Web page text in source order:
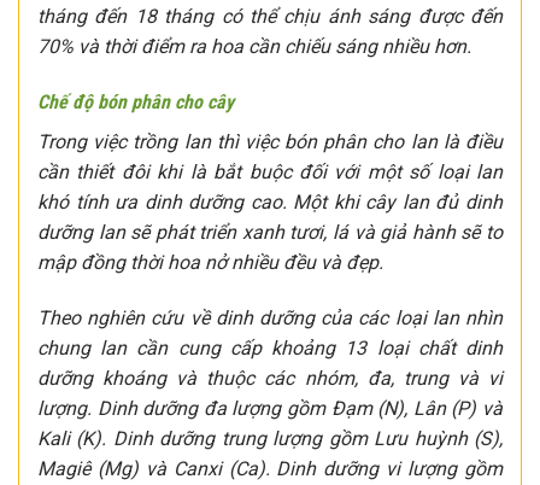
tháng đến 18 tháng có thể chịu ánh sáng được đến
70% và thời điểm ra hoa cần chiếu sáng nhiều hơn.
Chế độ bón phân cho cây
Trong việc trồng lan thì việc bón phân cho lan là điều
cần thiết đôi khi là bắt buộc đối với một số loại lan
khó tính ưa dinh dưỡng cao. Một khi cây lan đủ dinh
dưỡng lan sẽ phát triển xanh tươi, lá và giả hành sẽ to
mập đồng thời hoa nở nhiều đều và đẹp.
Theo nghiên cứu về dinh dưỡng của các loại lan nhìn
chung lan cần cung cấp khoảng 13 loại chất dinh
dưỡng khoáng và thuộc các nhóm, đa, trung và vi
lượng. Dinh dưỡng đa lượng gồm Đạm (N), Lân (P) và
Kali (K). Dinh dưỡng trung lượng gồm Lưu huỳnh (S),
Magiê (Mg) và Canxi (Ca). Dinh dưỡng vi lượng gồm